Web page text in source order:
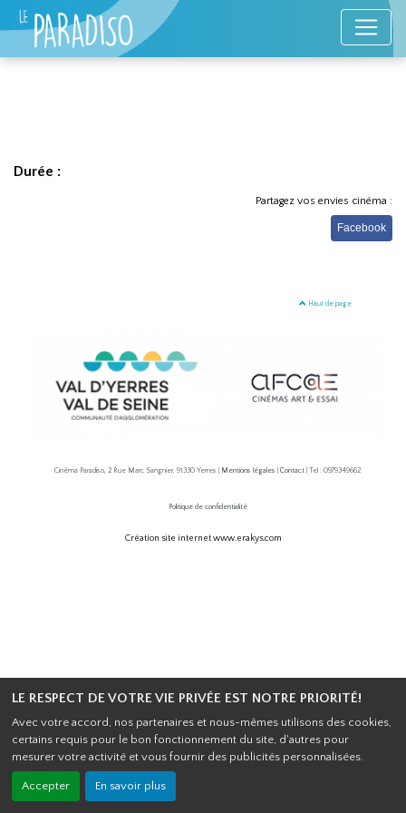
LE RESPECT DE VOTRE VIE PRIVÉE EST NOTRE PRIORITÉ!
Avec votre accord, nos partenaires et nous-mêmes utilisons des cookies,
certains requis pour le bon fonctionnement du site, d'autres pour
mesurer votre activité et vous fournir des publicités personnalisées.
Accepter En savoir plus
Durée :
Partagez vos envies cinéma :
Facebook
Haut de page
Cinéma Paradiso, 2 Rue Marc Sangnier, 91330 Yerres | Mentions légales Contact | Tel : 0979349662
Politique de confidentialité
Création site internet www.erakys.com